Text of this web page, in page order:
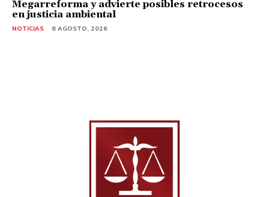
Megarreforma y advierte posibles retrocesos
en justicia ambiental
NOTICIAS 8 AGOSTO, 2026